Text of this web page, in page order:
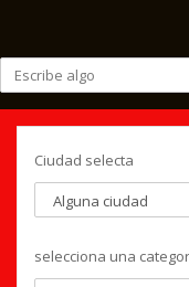
Ciudad selecta
selecciona una